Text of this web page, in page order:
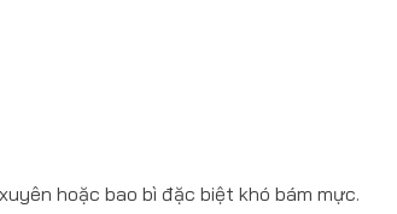
hoặc bao bì đặc biệt khó bám mực.